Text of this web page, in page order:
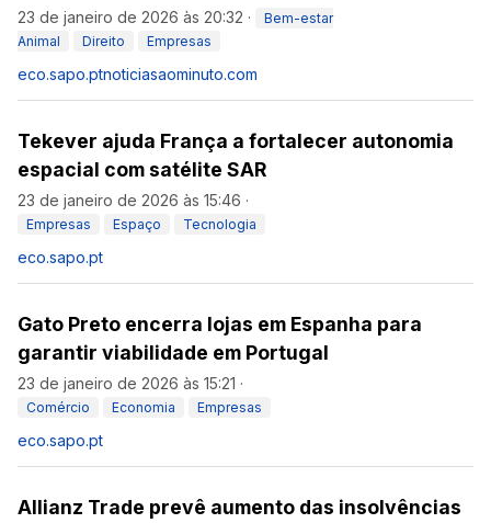
23 de janeiro de 2026 às 20:32 ·
Bem-estar
Animal
Direito Empresas
eco.sapo.ptnoticiasaominuto.com
Tekever ajuda França a fortalecer autonomia
espacial com satélite SAR
23 de janeiro de 2026 às 15:46 ·
Empresas Espaço Tecnologia
eco.sapo.pt
Gato Preto encerra lojas em Espanha para
garantir viabilidade em Portugal
23 de janeiro de 2026 às 15:21 ·
Comércio Economia Empresas
eco.sapo.pt
Allianz Trade prevê aumento das insolvências